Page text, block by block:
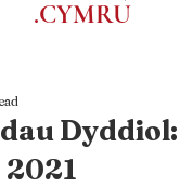
.CYMRU
Dyddiol: